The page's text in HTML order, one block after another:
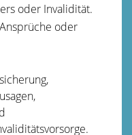
oder Invalidität.
oder